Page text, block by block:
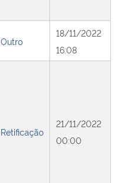
Outro
18/11/2022
16:08
Retificação
21/11/2022
00:00